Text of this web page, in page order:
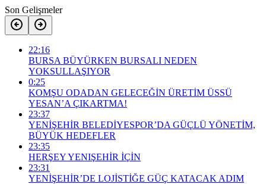
Son Gelişmeler
22:16
BURSA BÜYÜRKEN BURSALI NEDEN
YOKSULLAŞIYOR
0:25
KOMŞU ODADAN GELECEĞİN ÜRETİM ÜSSÜ
YESAN’A ÇIKARTMA!
23:37
YENİŞEHİR BELEDİYESPOR’DA GÜÇLÜ YÖNETİM,
BÜYÜK HEDEFLER
23:35
HERŞEY YENIŞEHİR İÇİN
23:31
YENİŞEHİR’DE LOJİSTİĞE GÜÇ KATACAK ADIM